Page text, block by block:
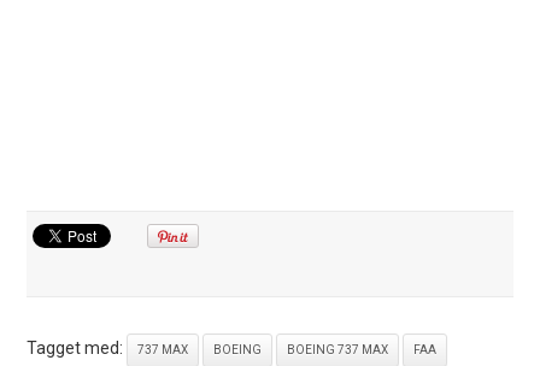
Tagget med: 737 MAX BOEING BOEING 737 MAX FAA